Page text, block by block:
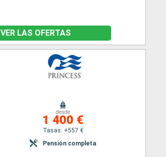
VER LAS OFERTAS
desde
1 400 €
Tasas: +557 €
Pensión completa